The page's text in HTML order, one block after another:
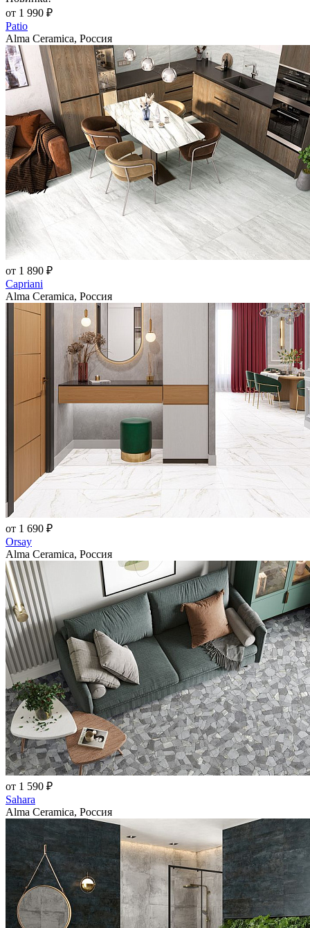
от 1 990 ₽
Patio
Alma Ceramica, Россия
от 1 890 ₽
Capriani
Alma Ceramica, Россия
от 1 690 ₽
Orsay
Alma Ceramica, Россия
от 1 590 ₽
Sahara
Alma Ceramica, Россия